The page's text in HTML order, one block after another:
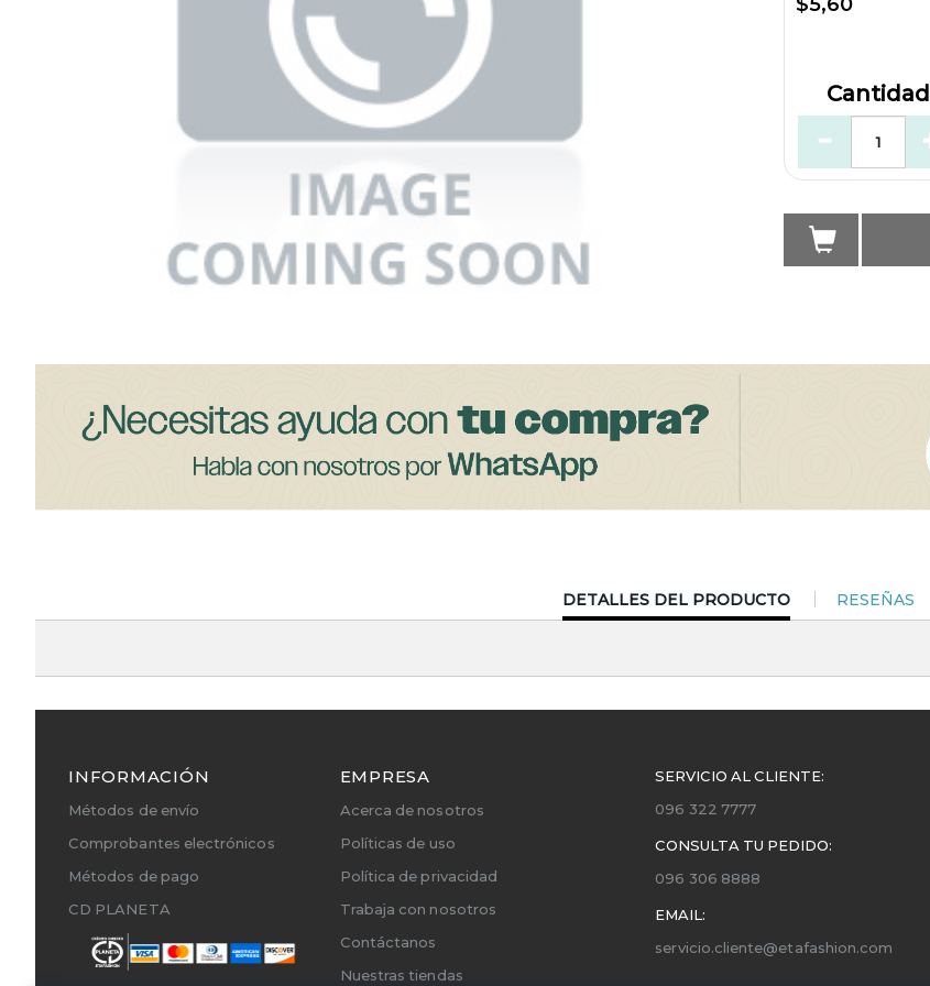
Cantidad
CURRENT
TAB:
DETALLES DEL PRODUCTO RESEÑAS
INFORMACIÓN
Métodos de envío
Comprobantes electrónicos
Métodos de pago
CD PLANETA
EMPRESA
Acerca de nosotros
Políticas de uso
Política de privacidad
Trabaja con nosotros
Contáctanos
Nuestras tiendas
SERVICIO AL CLIENTE:
096 322 7777
CONSULTA TU PEDIDO:
096 306 8888
EMAIL:
servicio.cliente@etafashion.com